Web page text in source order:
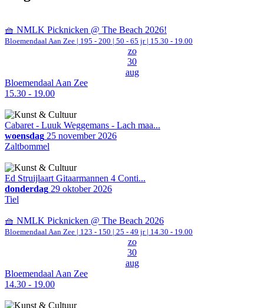
🧺 NMLK Picknicken @ The Beach 2026!
Bloemendaal Aan Zee | 195 - 200 | 50 - 65 jr | 15.30 - 19.00
zo
30
aug
Bloemendaal Aan Zee
15.30 - 19.00
Cabaret - Luuk Weggemans - Lach maa...
woensdag 25 november 2026
Zaltbommel
Ed Struijlaart Gitaarmannen 4 Conti...
donderdag 29 oktober 2026
Tiel
🧺 NMLK Picknicken @ The Beach 2026
Bloemendaal Aan Zee | 123 - 150 | 25 - 49 jr | 14.30 - 19.00
zo
30
aug
Bloemendaal Aan Zee
14.30 - 19.00